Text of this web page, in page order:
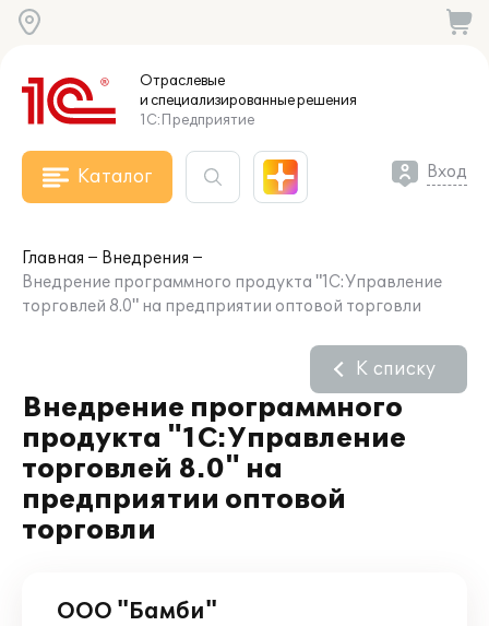
Отраслевые
и специализированныерешения
1С:Предприятие
Каталог Вход
Главная
Внедрения
Внедрение программного продукта "1С:Управление
торговлей 8.0" на предприятии оптовой торговли
Внедрение программного
продукта "1С:Управление
торговлей 8.0" на
предприятии оптовой
торговли
К списку
ООО "Бамби"